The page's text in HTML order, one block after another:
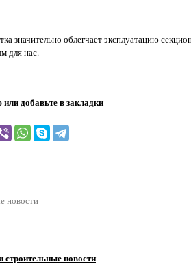
значительно облегчает эксплуатацию
для нас.
добавьте в закладки
новости
новости